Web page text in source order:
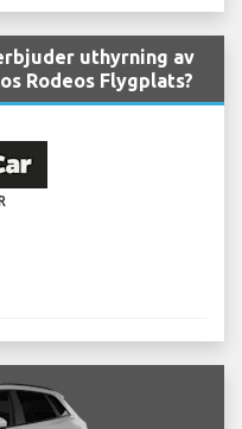
uthyrning av
Rodeos Flygplats?